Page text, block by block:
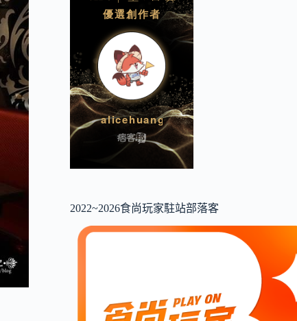
2022~2026食尚玩家駐站部落客